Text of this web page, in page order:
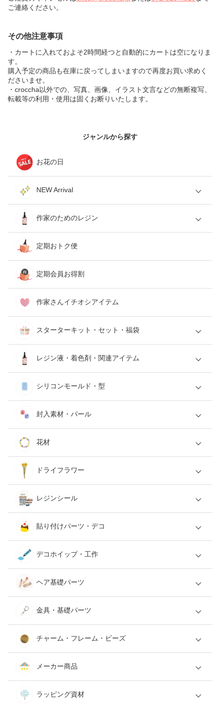
ご連絡ください。
その他注意事項
・カートに入れておよそ2時間経つと自動的にカートは空になりま
す。
購入予定の商品も在庫に戻ってしまいますので再度お買い求めく
ださいませ。
・croccha以外での、写真、画像、イラスト文言などの無断複写、
転載等の利用・使用は固くお断りいたします。
ジャンルから探す
お花の日
NEW Arrival
作家のためのレジン
定期おトク便
定期会員お得割
作家さんイチオシアイテム
スターターキット・セット・福袋
レジン液・着色剤・関連アイテム
シリコンモールド・型
封入素材・パール
花材
ドライフラワー
レジンシール
貼り付けパーツ・デコ
デコホイップ・工作
ヘア基礎パーツ
金具・基礎パーツ
チャーム・フレーム・ビーズ
メーカー商品
ラッピング資材